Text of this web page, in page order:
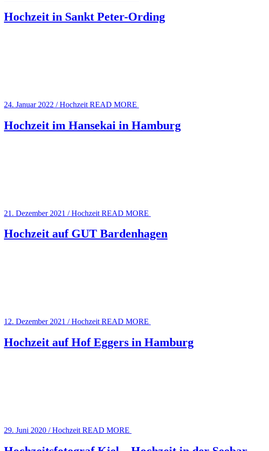
Hochzeit in Sankt Peter-Ording
24. Januar 2022 /Hochzeit READ MORE
Hochzeit im Hansekai in Hamburg
21. Dezember 2021 /Hochzeit READ MORE
Hochzeit auf GUT Bardenhagen
12. Dezember 2021 /Hochzeit READ MORE
Hochzeit auf Hof Eggers in Hamburg
29. Juni 2020 /Hochzeit READ MORE